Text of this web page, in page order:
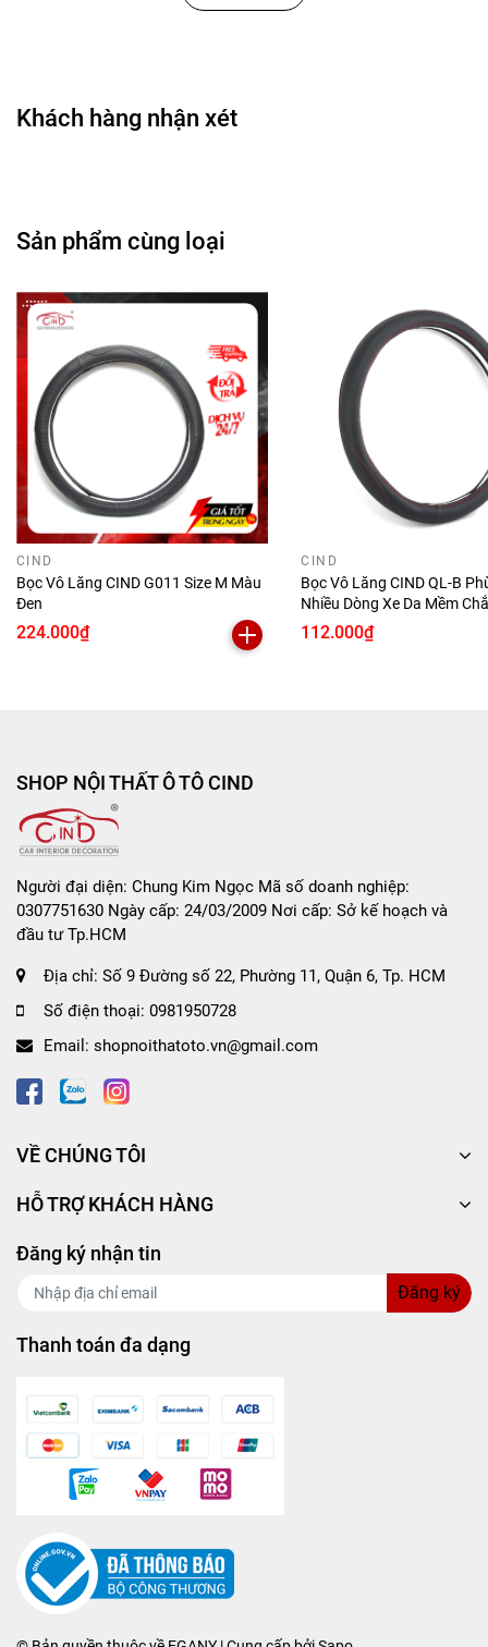
Khách hàng nhận xét
Sản phẩm cùng loại
CIND
Bọc Vô Lăng CIND G011 Size M Màu
Đen
224.000₫
CIND
Bọc Vô Lăng CIND QL-B
Nhiều Dòng Xe Da Mềm
Lái Xe
112.000₫
SHOP NỘI THẤT Ô TÔ CIND
Người đại diện: Chung Kim Ngọc Mã số doanh nghiệp:
0307751630 Ngày cấp: 24/03/2009 Nơi cấp: Sở kế hoạch và
đầu tư Tp.HCM
Địa chỉ: Số 9 Đường số 22, Phường 11, Quận 6, Tp. HCM
Số điện thoại: 0981950728
Email: shopnoithatoto.vn@gmail.com
VỀ CHÚNG TÔI
HỖ TRỢ KHÁCH HÀNG
Đăng ký nhận tin
Đăng ký
Thanh toán đa dạng